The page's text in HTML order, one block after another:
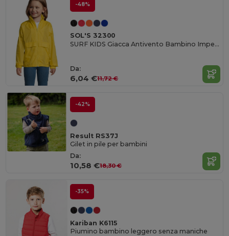
-48%
SOL'S 32300
SURF KIDS Giacca Antivento Bambino Impermeabile
Da:
6,04 €11,72 €
-42%
Result RS37J
Gilet in pile per bambini
Da:
10,58 €18,30 €
-35%
Kariban K6115
Piumino bambino leggero senza maniche